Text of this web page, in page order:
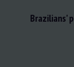
Brazilians'